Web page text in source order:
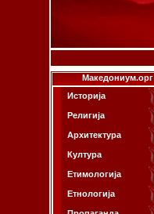
Македониум.орг
Историја
Религија
Архитектура
Култура
Етимологија
Етнологија